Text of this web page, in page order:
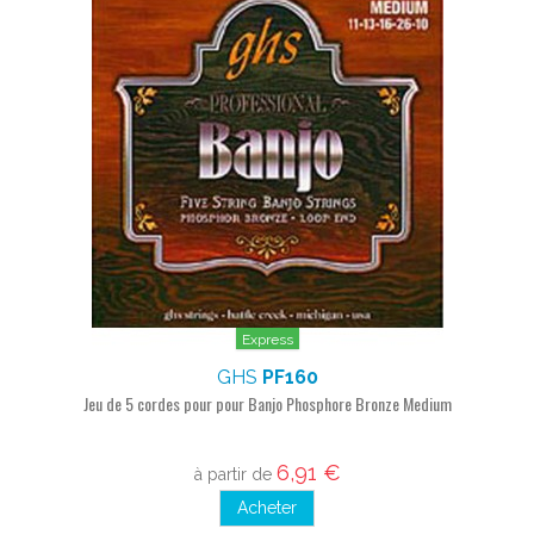
Express
GHS PF160
Jeu de 5 cordes pour pour Banjo Phosphore Bronze Medium
à partir de 6,91 €
Acheter